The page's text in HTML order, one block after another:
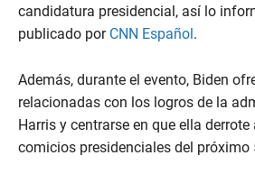
candidatura presidencial, así lo
publicado por CNN Español.
Además, durante el evento, Biden
relacionadas con los logros de la
Harris y centrarse en que ella
comicios presidenciales del próximo